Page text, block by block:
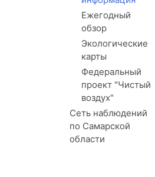
Ежегодный
обзор
Экологические
карты
Федеральный
проект "Чистый
воздух"
Сеть наблюдений
по Самарской
области